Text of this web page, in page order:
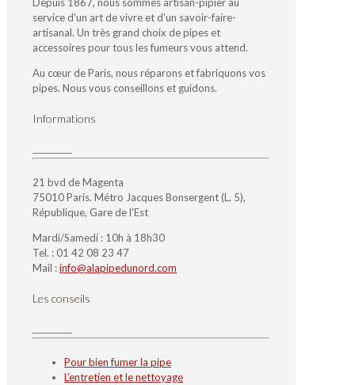
service d’un art de vivre et d’un savoir-faire-
artisanal. Un très grand choix de pipes et
accessoires pour tous les fumeurs vous attend.
Au cœur de Paris, nous réparons et fabriquons vos
pipes. Nous vous conseillons et guidons.
Informations
21 bvd de Magenta
75010 Paris. Métro Jacques Bonsergent (L. 5),
République, Gare de l’Est
Mardi/Samedi : 10h à 18h30
Tel. : 01 42 08 23 47
Mail :info@alapipedunord.com
Les conseils
Pour bien fumer la pipe
L’entretien et le nettoyage